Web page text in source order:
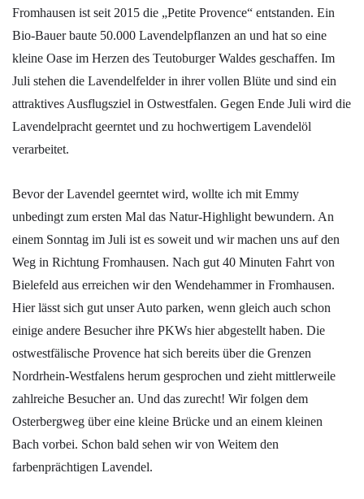
Fromhausen ist seit 2015 die „Petite Provence“ entstanden. Ein
Bio-Bauer baute 50.000 Lavendelpflanzen an und hat so eine
kleine Oase im Herzen des Teutoburger Waldes geschaffen. Im
Juli stehen die Lavendelfelder in ihrer vollen Blüte und sind ein
attraktives Ausflugsziel in Ostwestfalen. Gegen Ende Juli wird die
Lavendelpracht geerntet und zu hochwertigem Lavendelöl
verarbeitet.
Bevor der Lavendel geerntet wird, wollte ich mit Emmy
unbedingt zum ersten Mal das Natur-Highlight bewundern. An
einem Sonntag im Juli ist es soweit und wir machen uns auf den
Weg in Richtung Fromhausen. Nach gut 40 Minuten Fahrt von
Bielefeld aus erreichen wir den Wendehammer in Fromhausen.
Hier lässt sich gut unser Auto parken, wenn gleich auch schon
einige andere Besucher ihre PKWs hier abgestellt haben. Die
ostwestfälische Provence hat sich bereits über die Grenzen
Nordrhein-Westfalens herum gesprochen und zieht mittlerweile
zahlreiche Besucher an. Und das zurecht! Wir folgen dem
Osterbergweg über eine kleine Brücke und an einem kleinen
Bach vorbei. Schon bald sehen wir von Weitem den
farbenprächtigen Lavendel.